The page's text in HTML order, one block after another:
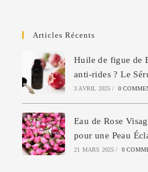
Articles Récents
Huile de figue de
anti-rides ? Le
3 AVRIL 2025 / 0
Eau de Rose
pour une Peau
21 MARS 2025 / 0